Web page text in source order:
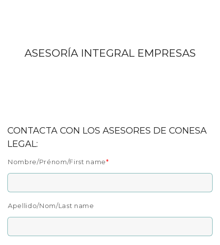
ASESORÍA INTEGRAL EMPRESAS
CONTACTA CON LOS ASESORES DE CONESA
LEGAL:
Nombre/Prénom/First name*
Apellido/Nom/Last name